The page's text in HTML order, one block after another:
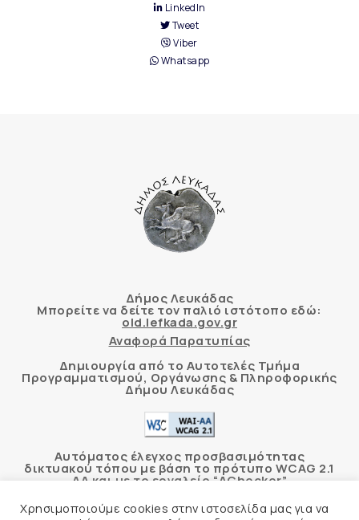
LinkedIn
Tweet
Viber
Whatsapp
Δήμος Λευκάδας
Μπορείτε να δείτε τον παλιό ιστότοπο εδώ:
old.lefkada.gov.gr
Αναφορά Παρατυπίας
Δημιουργία από το Αυτοτελές Τμήμα
Προγραμματισμού, Οργάνωσης & Πληροφορικής
Δήμου Λευκάδας
Αυτόματος έλεγχος προσβασιμότητας
δικτυακού τόπου με βάση το πρότυπο WCAG 2.1
AA και με το εργαλείο “AChecker”
Δήλωση Προσβασιμότητας
Χρησιμοποιούμε cookies στην ιστοσελίδα μας για να